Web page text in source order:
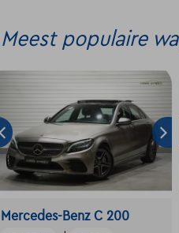
Meest populaire
Mercedes-Benz C 200